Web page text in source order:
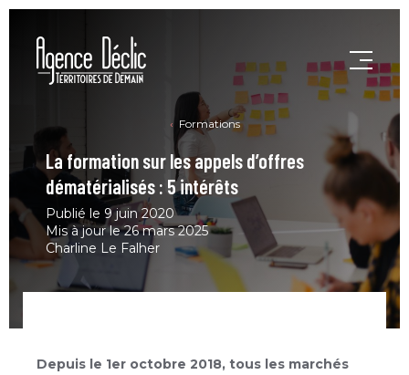
Formations
La formation sur les appels d’offres
dématérialisés : 5 intérêts
Publié le 9 juin 2020
Mis à jour le 26 mars 2025
Charline Le Falher
Depuis le 1er octobre 2018, tous les marchés